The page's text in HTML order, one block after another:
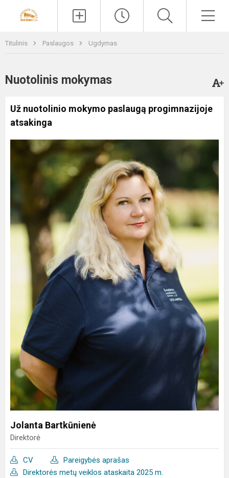
Titulinis Paslaugos Ugdymas
Nuotolinis mokymas
Už nuotolinio mokymo paslaugą progimnazijoje
atsakinga
Jolanta Bartkūnienė
Direktorė
CV
Pareigybės aprašas
Direktorės metų veiklos ataskaita 2025 m.